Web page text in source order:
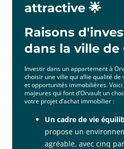
attractive 🌟
Raisons
dans la ville de
Investir dans un appartement à
choisir une ville qui allie qualité de
et opportunités immobilières.
majeures qui font d’Orvault un
votre projet d’achat immobilier :
Un cadre de vie
propose un
agréable, avec cinq